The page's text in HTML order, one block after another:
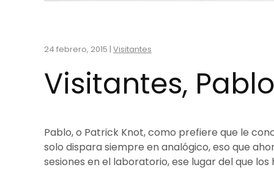
24 febrero, 2015 | Visitantes
Visitantes,
Pablo, o Patrick Knot, como prefiere que le
solo dispara siempre en analógico, eso que
sesiones en el laboratorio, ese lugar del que